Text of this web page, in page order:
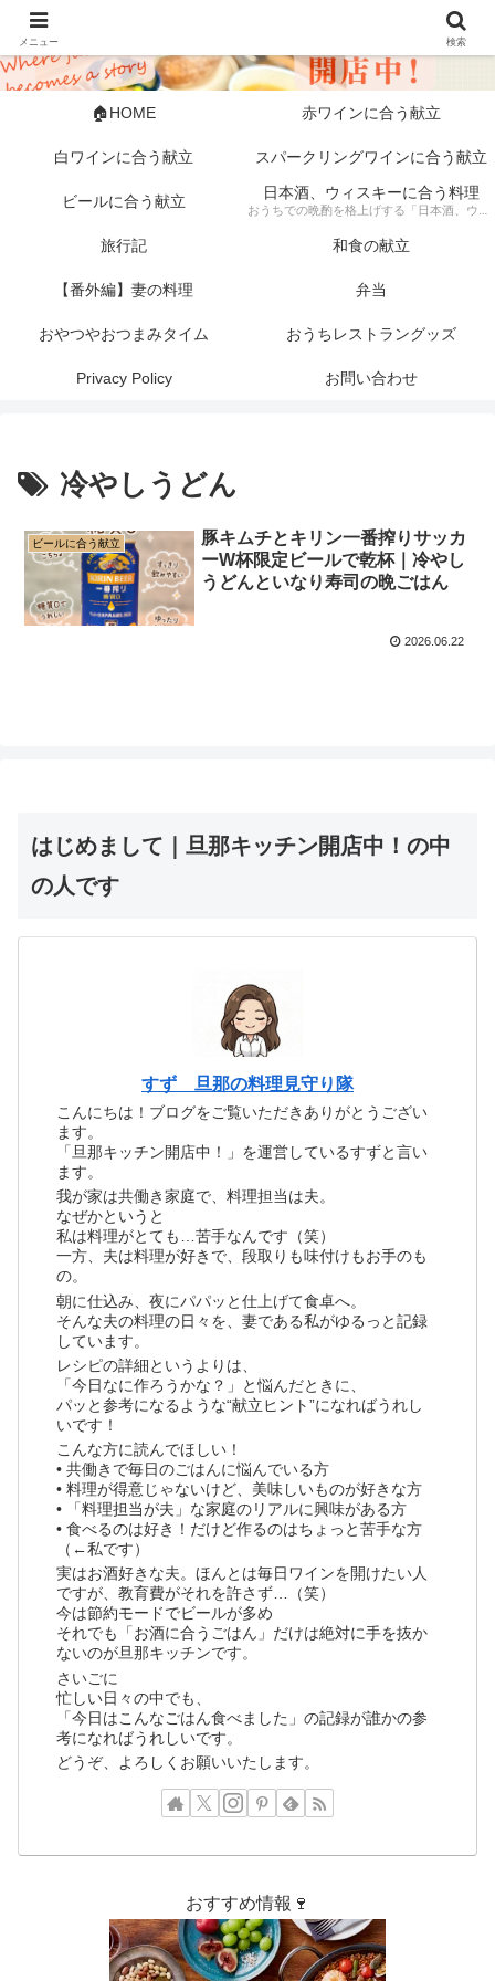
🏠HOME 赤ワインに合う献立
白ワインに合う献立 スパークリングワインに合う献立
ビールに合う献立 日本酒、ウィスキーに合う料理
おうちでの晩酌を格上げする「日本酒、ウィスキーに合う料理」の記録。 芳醇な日本酒やスモーキーなウィスキーにぴったりな、素材にこだわった一皿から手軽な一品まで幅広く紹介します。 「旦那キッチン」が提案する、お酒好きにはたまらない絶品ペアリングで、至福のひとときをどうぞ。
旅行記 和食の献立
【番外編】妻の料理 弁当
おやつやおつまみタイム おうちレストラングッズ
Privacy Policy お問い合わせ
冷やしうどん
ビールに合う献立
豚キムチとキリン一番搾りサッカ
ーW杯限定ビールで乾杯｜冷やし
うどんといなり寿司の晩ごはん
2026.06.22
はじめまして｜旦那キッチン開店中！の中
の人です
すず 旦那の料理見守り隊
こんにちは！ブログをご覧いただきありがとうござい
ます。
「旦那キッチン開店中！」を運営しているすずと言い
ます。
我が家は共働き家庭で、料理担当は夫。
なぜかというと
私は料理がとても…苦手なんです（笑）
一方、夫は料理が好きで、段取りも味付けもお手のも
の。
朝に仕込み、夜にパパッと仕上げて食卓へ。
そんな夫の料理の日々を、妻である私がゆるっと記録
しています。
レシピの詳細というよりは、
「今日なに作ろうかな？」と悩んだときに、
パッと参考になるような“献立ヒント”になればうれし
いです！
こんな方に読んでほしい！
• 共働きで毎日のごはんに悩んでいる方
• 料理が得意じゃないけど、美味しいものが好きな方
• 「料理担当が夫」な家庭のリアルに興味がある方
• 食べるのは好き！だけど作るのはちょっと苦手な方
（←私です）
実はお酒好きな夫。ほんとは毎日ワインを開けたい人
ですが、教育費がそれを許さず…（笑）
今は節約モードでビールが多め
それでも「お酒に合うごはん」だけは絶対に手を抜か
ないのが旦那キッチンです。
さいごに
忙しい日々の中でも、
「今日はこんなごはん食べました」の記録が誰かの参
考になればうれしいです。
どうぞ、よろしくお願いいたします。
おすすめ情報🍷
メニュー 検索